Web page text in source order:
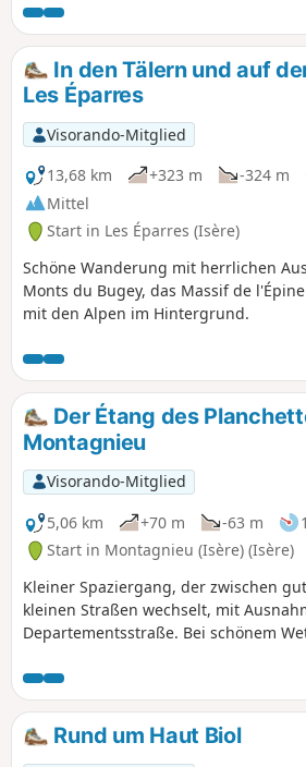
Sie Ponys, Pferde, Rinder usw.
Mai dort. Wir empfehlen Ihnen,
Sie Schatten haben und die
milder sind.
In den Tälern und auf
Les Éparres
Visorando-Mitglied
13,68 km
+323 m -324 m
Mittel
Start in Les Éparres (Isère)
Schöne Wanderung mit herrlichen
Monts du Bugey, das Massif de
mit den Alpen im Hintergrund.
Der Étang des
Montagnieu
Visorando-Mitglied
5,06 km
+70 m -63 m
Start in Montagnieu (Isère) (Isère)
Kleiner Spaziergang, der zwischen
kleinen Straßen wechselt, mit
Departementsstraße. Bei schönem
und sogar den Mont Blanc.
Rund um Haut Biol